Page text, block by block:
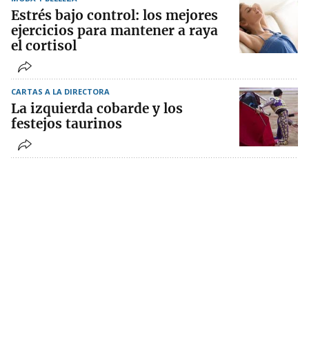
Estrés bajo control: los mejores
ejercicios para mantener a raya
el cortisol
CARTAS A LA DIRECTORA
La izquierda cobarde y los
festejos taurinos